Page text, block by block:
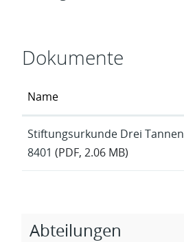
Dokumente
Name
Stiftungsurkunde Drei Tannen
8401 (PDF, 2.06 MB)
Zugehörige Objekte
Abteilungen